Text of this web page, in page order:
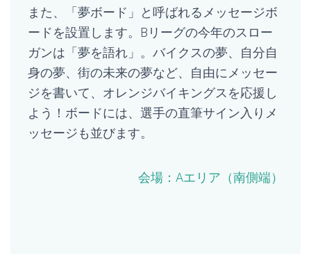
また、「夢ボード」と呼ばれるメッセージボ
ードを設置します。 Bリーグの今年のスロー
ガンは「夢を語れ」。 バイクスの夢、自分自
身の夢、街の未来の夢など、 自由にメッセー
ジを書いて、オレンジバイキングスを応援し
よう！ ボードには、選手の直筆サイン入りメ
ッセージも並びます。
会場： Aエリア（南側端）